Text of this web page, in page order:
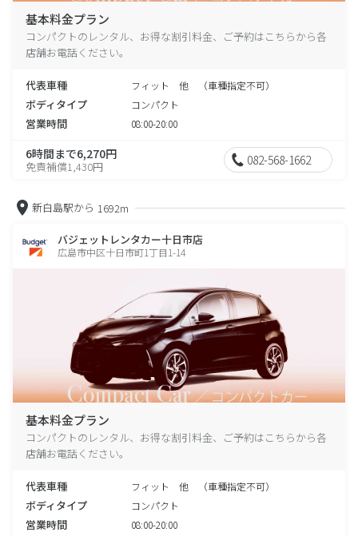
基本料金プラン
コンパクトのレンタル、お得な割引料金、ご予約はこちらから各
店舗お電話ください。
代表車種 フィット 他 （車種指定不可）
ボディタイプ コンパクト
営業時間 08:00-20:00
6時間まで6,270円
免責補償1,430円 082-568-1662
新白島駅から 1692m
バジェットレンタカー十日市店
広島市中区十日市町1丁目1-14
基本料金プラン
コンパクトのレンタル、お得な割引料金、ご予約はこちらから各
店舗お電話ください。
代表車種 フィット 他 （車種指定不可）
ボディタイプ コンパクト
営業時間 08:00-20:00